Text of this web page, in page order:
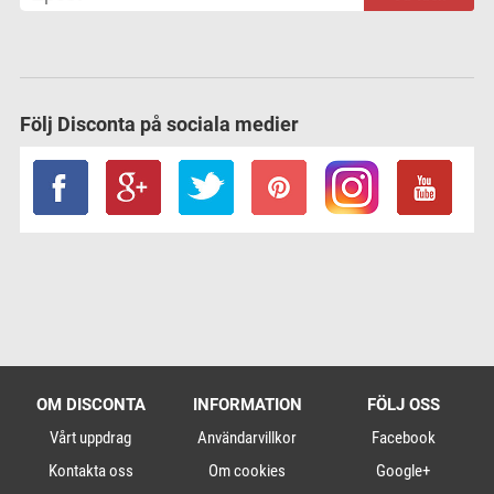
Följ Disconta på sociala medier
OM DISCONTA
Vårt uppdrag
Kontakta oss
INFORMATION
Användarvillkor
Om cookies
FÖLJ OSS
Facebook
Google+